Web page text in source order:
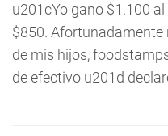
u201cYo gano $1.100
$850. Afortunadamente
de mis hijos,
de efectivo u201d